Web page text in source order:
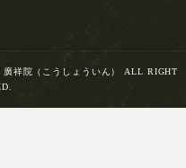
祥院（こうしょういん） ALL RIGHT